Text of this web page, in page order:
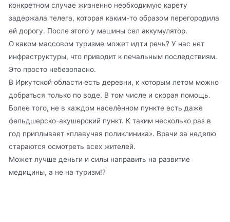
конкретном случае жизненно необходимую карету
задержала телега, которая каким-то образом перегородила
ей дорогу. После этого у машины сел аккумулятор.
О каком массовом туризме может идти речь? У нас нет
инфраструктуры, что приводит к печальным последствиям.
Это просто небезопасно.
В Иркутской области есть деревни, к которым летом можно
добраться только по воде. В том числе и скорая помощь.
Более того, не в каждом населённом пункте есть даже
фельдшерско-акушерский пункт. К таким несколько раз в
год приплывает «плавучая поликлиника». Врачи за неделю
стараются осмотреть всех жителей.
Может лучше деньги и силы направить на развитие
медицины, а не на туризм!?